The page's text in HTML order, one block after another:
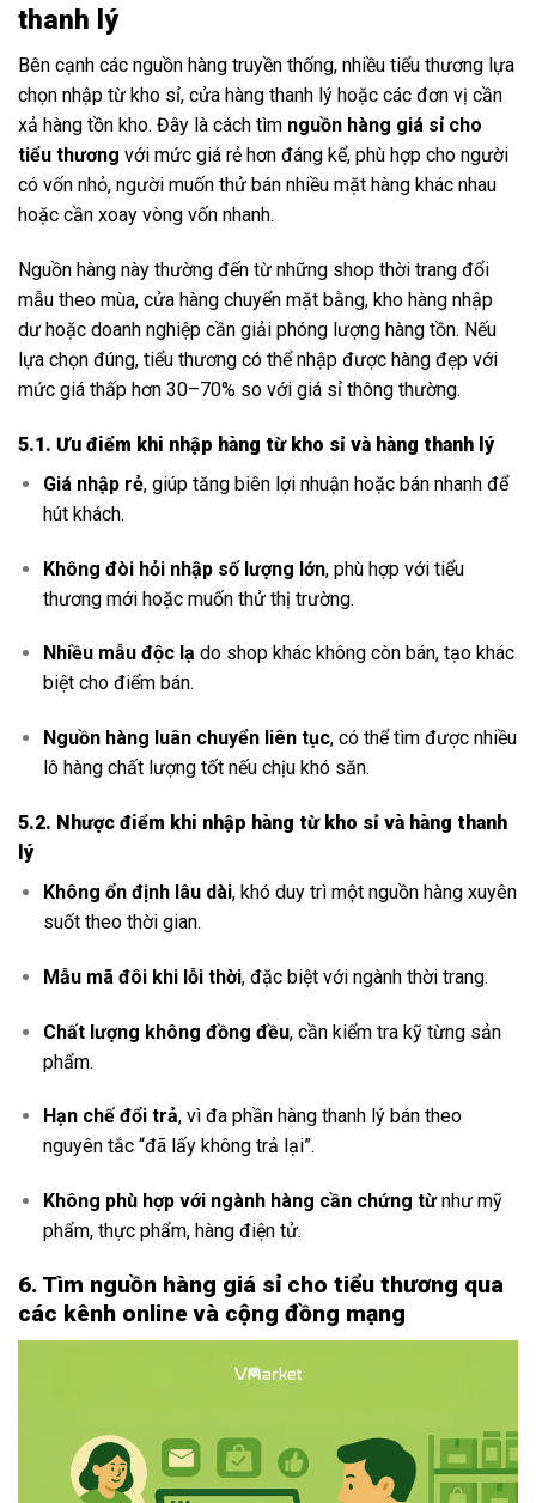
thanh lý
Bên cạnh các nguồn hàng truyền thống, nhiều tiểu thương lựa
chọn nhập từ kho sỉ, cửa hàng thanh lý hoặc các đơn vị cần
xả hàng tồn kho. Đây là cách tìm nguồn hàng giá sỉ cho
tiểu thương với mức giá rẻ hơn đáng kể, phù hợp cho người
có vốn nhỏ, người muốn thử bán nhiều mặt hàng khác nhau
hoặc cần xoay vòng vốn nhanh.
Nguồn hàng này thường đến từ những shop thời trang đổi
mẫu theo mùa, cửa hàng chuyển mặt bằng, kho hàng nhập
dư hoặc doanh nghiệp cần giải phóng lượng hàng tồn. Nếu
lựa chọn đúng, tiểu thương có thể nhập được hàng đẹp với
mức giá thấp hơn 30–70% so với giá sỉ thông thường.
5.1. Ưu điểm khi nhập hàng từ kho sỉ và hàng thanh lý
Giá nhập rẻ, giúp tăng biên lợi nhuận hoặc bán nhanh để
hút khách.
Không đòi hỏi nhập số lượng lớn, phù hợp với tiểu
thương mới hoặc muốn thử thị trường.
Nhiều mẫu độc lạ do shop khác không còn bán, tạo khác
biệt cho điểm bán.
Nguồn hàng luân chuyển liên tục, có thể tìm được nhiều
lô hàng chất lượng tốt nếu chịu khó săn.
5.2. Nhược điểm khi nhập hàng từ kho sỉ và hàng thanh
lý
Không ổn định lâu dài, khó duy trì một nguồn hàng xuyên
suốt theo thời gian.
Mẫu mã đôi khi lỗi thời, đặc biệt với ngành thời trang.
Chất lượng không đồng đều, cần kiểm tra kỹ từng sản
phẩm.
Hạn chế đổi trả, vì đa phần hàng thanh lý bán theo
nguyên tắc “đã lấy không trả lại”.
Không phù hợp với ngành hàng cần chứng từnhư mỹ
phẩm, thực phẩm, hàng điện tử.
6. Tìm nguồn hàng giá sỉ cho tiểu thương qua
các kênh online và cộng đồng mạng